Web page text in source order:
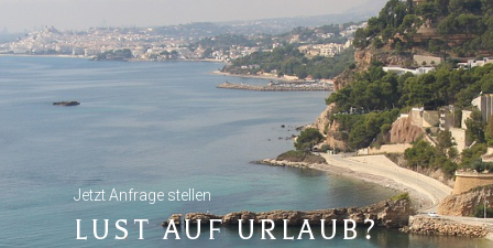
Jetzt Anfrage stellen
LUST AUF URLAUB?